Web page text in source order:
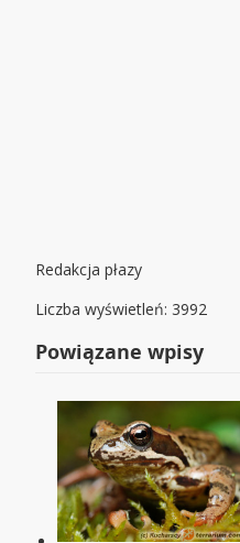
Redakcja płazy
Liczba wyświetleń: 3992
Powiązane wpisy